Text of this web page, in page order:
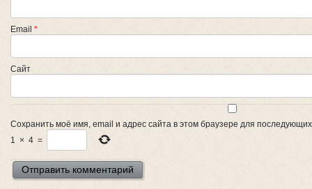
Email *
Сайт
Сохранить моё имя, email и адрес сайта в этом браузере для
1
× 4 =